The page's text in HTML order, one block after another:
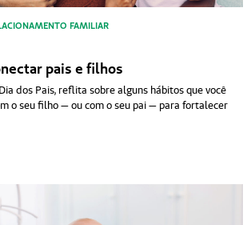
FAMILIAR
pais e filhos
dos Pais, reflita sobre alguns hábitos que você
o seu filho — ou com o seu pai — para fortalecer